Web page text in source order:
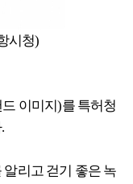
시청)
이미지)를 특허청
리고 걷기 좋은 녹